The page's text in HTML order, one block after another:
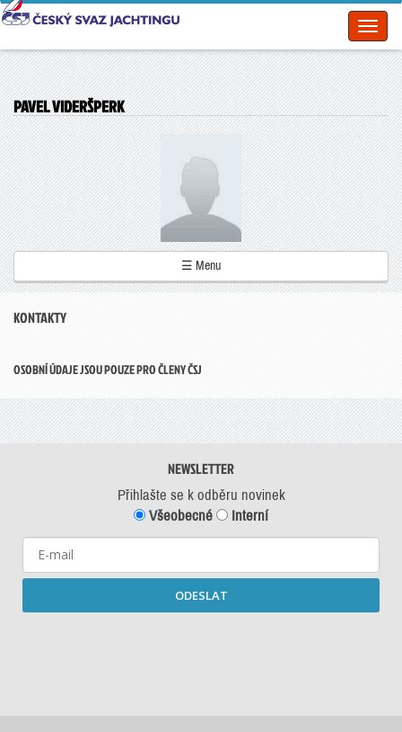
PAVEL VIDERŠPERK
☰ Menu
KONTAKTY
OSOBNÍ ÚDAJE JSOU POUZE PRO ČLENY ČSJ
NEWSLETTER
Přihlašte se k odběru novinek
Všeobecné
Interní
ODESLAT